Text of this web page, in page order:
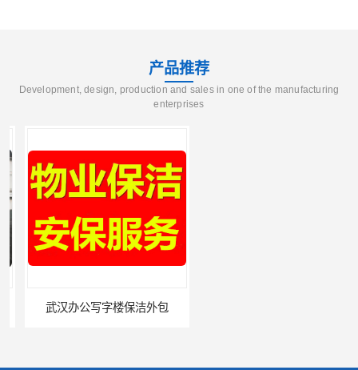
产品推荐
Development, design, production and sales in one of the manufacturing
enterprises
武汉办公写字楼保洁外包